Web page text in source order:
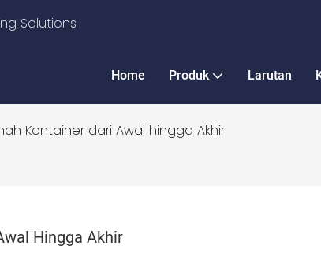
Solutions
Home Produk Larutan
Kontainer dari Awal hingga Akhir
Hingga Akhir